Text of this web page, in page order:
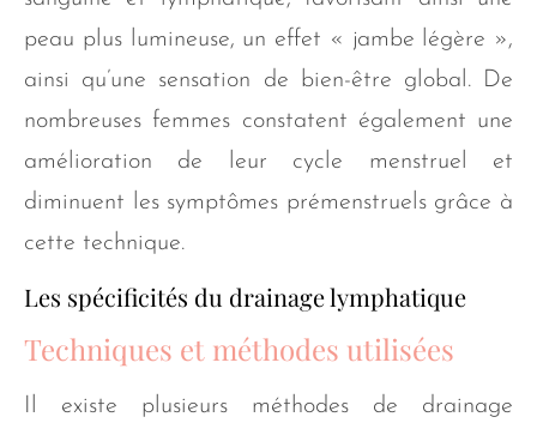
peau plus lumineuse, un effet « jambe légère »,
ainsi qu’une sensation de bien-être global. De
nombreuses femmes constatent également une
amélioration de leur cycle menstruel et
diminuent les symptômes prémenstruels grâce à
cette technique.
Les spécificités du drainage lymphatique
Techniques et méthodes utilisées
Il existe plusieurs méthodes de drainage